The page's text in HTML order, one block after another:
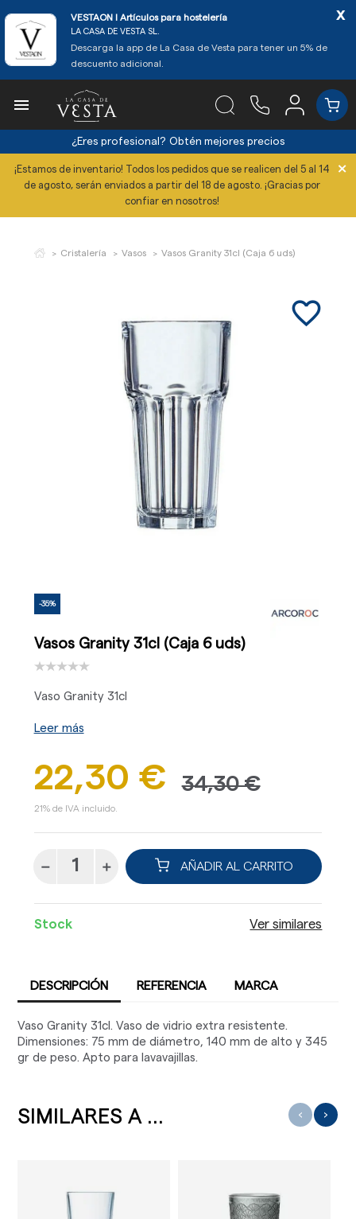
VESTAON l Artículos para hostelería
LA CASA DE VESTA SL.
Descarga la app de La Casa de Vesta para tener un 5% de
descuento adicional.
x

¿Eres profesional? Obtén mejores precios
¡Estamos de inventario! Todos los pedidos que se realicen del 5 al 14
de agosto, serán enviados a partir del 18 de agosto. ¡Gracias por
confiar en nosotros!
×
Cristalería Vasos Vasos Granity 31cl (Caja 6 uds)
favorite_border
-35%
Vasos Granity 31cl (Caja 6 uds)
Vaso Granity 31cl
Leer más
22,30 € 34,30 €
21% de IVA incluido.
AÑADIR AL CARRITO
Stock Ver similares
DESCRIPCIÓN REFERENCIA MARCA
Vaso Granity 31cl. Vaso de vidrio extra resistente.
Dimensiones: 75 mm de diámetro, 140 mm de alto y 345
gr de peso. Apto para lavavajillas.
SIMILARES A ... ‹ ›